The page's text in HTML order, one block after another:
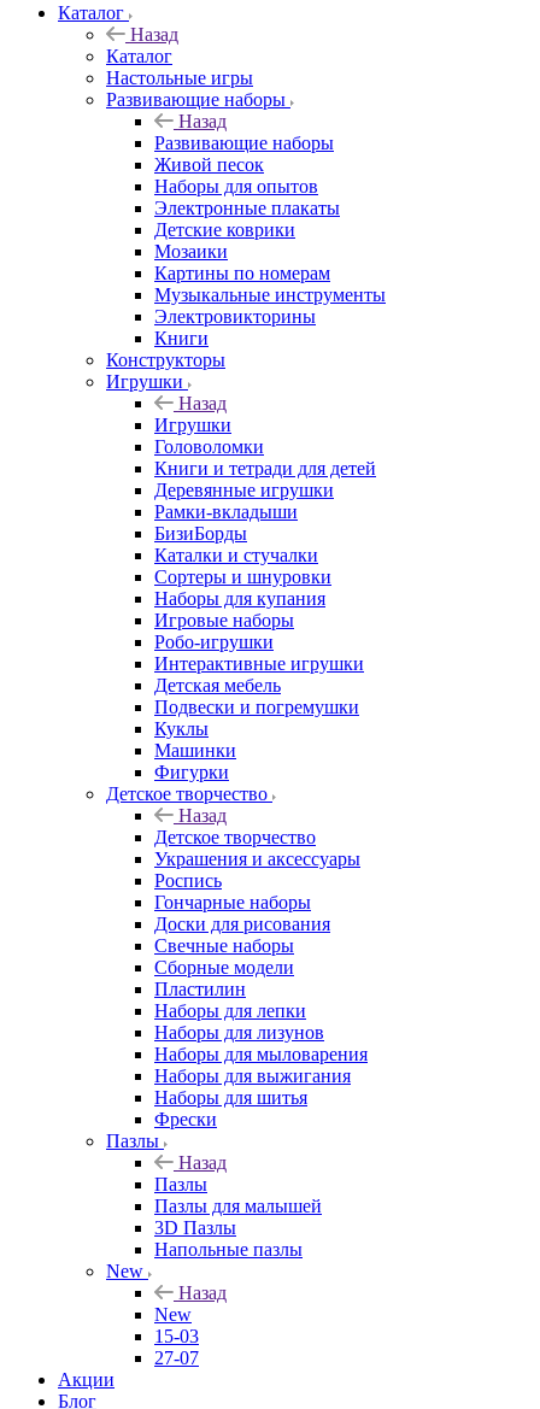
Каталог
Назад
Каталог
Настольные игры
Развивающие наборы
Назад
Развивающие наборы
Живой песок
Наборы для опытов
Электронные плакаты
Детские коврики
Мозаики
Картины по номерам
Музыкальные инструменты
Электровикторины
Книги
Конструкторы
Игрушки
Назад
Игрушки
Головоломки
Книги и тетради для детей
Деревянные игрушки
Рамки-вкладыши
БизиБорды
Каталки и стучалки
Сортеры и шнуровки
Наборы для купания
Игровые наборы
Робо-игрушки
Интерактивные игрушки
Детская мебель
Подвески и погремушки
Куклы
Машинки
Фигурки
Детское творчество
Назад
Детское творчество
Украшения и аксессуары
Роспись
Гончарные наборы
Доски для рисования
Свечные наборы
Сборные модели
Пластилин
Наборы для лепки
Наборы для лизунов
Наборы для мыловарения
Наборы для выжигания
Наборы для шитья
Фрески
Пазлы
Назад
Пазлы
Пазлы для малышей
3D Пазлы
Напольные пазлы
New
Назад
New
15-03
27-07
Акции
Блог